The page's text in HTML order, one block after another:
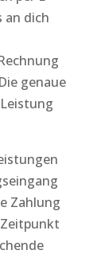
an dich
genaue
Zahlung